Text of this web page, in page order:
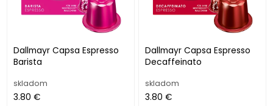
Dallmayr Capsa Espresso
Barista
skladom
3.80 €
Dallmayr Capsa Espresso
Decaffeinato
skladom
3.80 €